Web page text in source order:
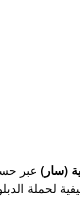
(سار) عبر
لحملة